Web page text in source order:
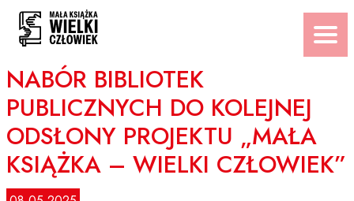
Przejdź
treści
NABÓR BIBLIOTEK
PUBLICZNYCH DO KOLEJNEJ
ODSŁONY PROJEKTU „MAŁA
KSIĄŻKA – WIELKI CZŁOWIEK”